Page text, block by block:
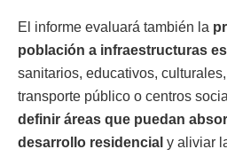
El informe evaluará también la
población a infraestructuras
sanitarios, educativos,
transporte público o centros
definir áreas que puedan
desarrollo residencial y aliviar